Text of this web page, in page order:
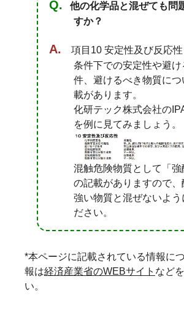
他の化学品と混ぜても問
すか？
項目10 安定性及び反応
条件下での安定性や避け
件、避けるべき物質につ
載があります。
化研テック株式会社の
を例に見てみましょう。
混触危険物質として「強
の記載がありますので、
強い物質と混ぜないよう
ださい。
*本ページに記載されている情報に
報は経済産業省のWEBサイト など
い。